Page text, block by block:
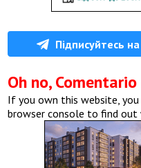
Підписуйтесь
Oh no,
If you own this website,
browser console to find out